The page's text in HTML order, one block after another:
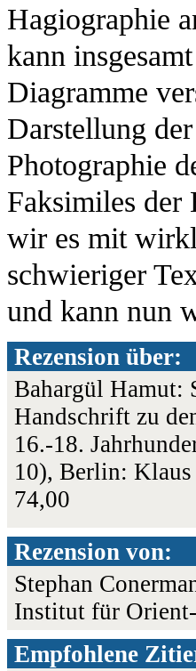
Hagiographie
kann
Diagramme
Darstellung
Photographie
Faksimiles der
wir es mit
schwieriger
und kann nun
Rezension über:
Bahargül Hamut:
Handschrift zu
16.-18.
10), Berlin:
74,00
Rezension von:
Stephan
Institut für
Empfohlene